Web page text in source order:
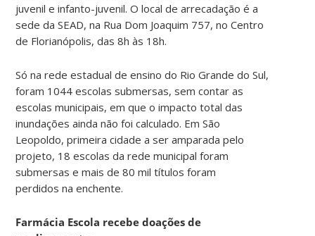
juvenil e infanto-juvenil. O local de arrecadação é a
sede da SEAD, na Rua Dom Joaquim 757, no Centro
de Florianópolis, das 8h às 18h.
Só na rede estadual de ensino do Rio Grande do Sul,
foram 1044 escolas submersas, sem contar as
escolas municipais, em que o impacto total das
inundações ainda não foi calculado. Em São
Leopoldo, primeira cidade a ser amparada pelo
projeto, 18 escolas da rede municipal foram
submersas e mais de 80 mil títulos foram
perdidos na enchente.
Farmácia Escola recebe doações de